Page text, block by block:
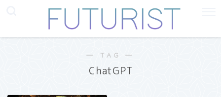
― TAG ―
ChatGPT